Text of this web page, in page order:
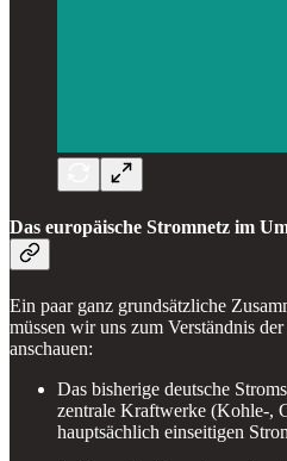
Das europäische Stromnetz im
Ein paar ganz grundsätzliche
müssen wir uns zum Verständnis
anschauen:
Das bisherige deutsche
zentrale Kraftwerke (Kohle-,
hauptsächlich einseitigen